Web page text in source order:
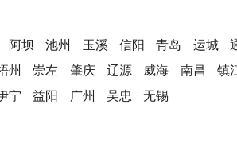
阿坝 池州 玉溪 信阳 青岛 运城
州 崇左 肇庆 辽源 威海 南昌 镇
宁 益阳 广州 吴忠 无锡